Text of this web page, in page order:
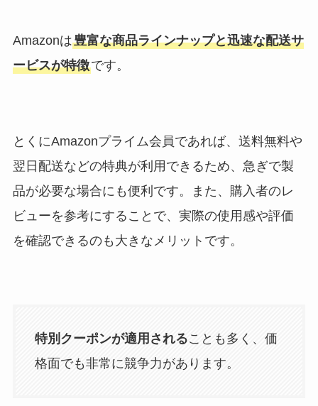
Amazonは豊富な商品ラインナップと迅速な配送サ
ービスが特徴です。
とくにAmazonプライム会員であれば、送料無料や
翌日配送などの特典が利用できるため、急ぎで製
品が必要な場合にも便利です。また、購入者のレ
ビューを参考にすることで、実際の使用感や評価
を確認できるのも大きなメリットです。
特別クーポンが適用されることも多く、価
格面でも非常に競争力があります。